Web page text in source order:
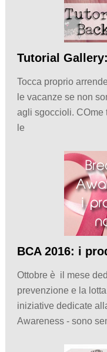
Tutorial
Tocca proprio
le vacanze se non
agli sgoccioli. COme
le
BCA 2016: i
Ottobre è il mese
prevenzione e la
iniziative dedicate
Awareness - sono